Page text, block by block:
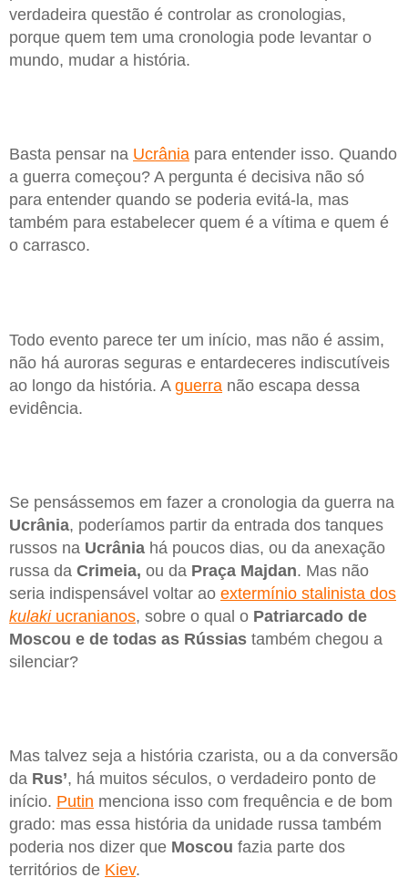
verdadeira questão é controlar as cronologias,
porque quem tem uma cronologia pode levantar o
mundo, mudar a história.
Basta pensar na Ucrânia para entender isso. Quando
a guerra começou? A pergunta é decisiva não só
para entender quando se poderia evitá-la, mas
também para estabelecer quem é a vítima e quem é
o carrasco.
Todo evento parece ter um início, mas não é assim,
não há auroras seguras e entardeceres indiscutíveis
ao longo da história. A guerra não escapa dessa
evidência.
Se pensássemos em fazer a cronologia da guerra na
Ucrânia, poderíamos partir da entrada dos tanques
russos na Ucrânia há poucos dias, ou da anexação
russa da Crimeia, ou da Praça Majdan. Mas não
seria indispensável voltar ao extermínio stalinista dos
kulakiucranianos, sobre o qual o Patriarcado de
Moscou e de todas as Rússias também chegou a
silenciar?
Mas talvez seja a história czarista, ou a da conversão
da Rus’, há muitos séculos, o verdadeiro ponto de
início. Putin menciona isso com frequência e de bom
grado: mas essa história da unidade russa também
poderia nos dizer que Moscou fazia parte dos
territórios de Kiev.